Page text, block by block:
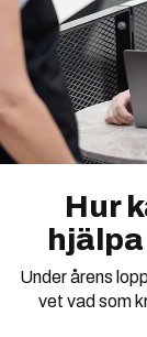
Hur
Under årens
vet vad som